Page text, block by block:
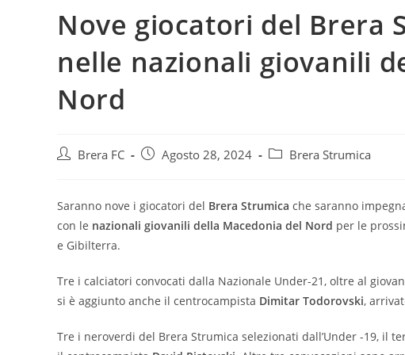
Nove giocatori del Brera
nelle nazionali giovanili
Nord
Brera FC Agosto 28, 2024 Brera Strumica
Saranno nove i giocatori del Brera Strumica che saranno
con le nazionali giovanili della Macedonia del Nord per le
e Gibilterra.
Tre i calciatori convocati dalla Nazionale Under-21, oltre al
si è aggiunto anche il centrocampista Dimitar Todorovski,
Tre i neroverdi del Brera Strumica selezionati dall’Under -19, il